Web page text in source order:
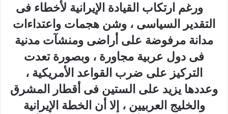
ورغم ارتكاب القيادة الإيرانية لأخطاء فى
التقدير السياسى ، وشن هجمات واعتداءات
مدانة مرفوضة على أراضى ومنشآت مدنية
فى دول عربية مجاورة ، وبصورة تعدت
التركيز على ضرب القواعد الأمريكية ،
وعددها يزيد على الستين فى أقطار المشرق
والخليج العربيين ، إلا أن الخطة الإيرانية